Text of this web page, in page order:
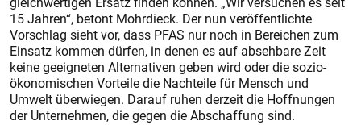
15 Jahren“, betont Mohrdieck. Der nun veröffentlichte
Vorschlag sieht vor, dass PFAS nur noch in Bereichen zum
Einsatz kommen dürfen, in denen es auf absehbare Zeit
keine geeigneten Alternativen geben wird oder die sozio-
ökonomischen Vorteile die Nachteile für Mensch und
Umwelt überwiegen. Darauf ruhen derzeit die Hoffnungen
der Unternehmen, die gegen die Abschaffung sind.